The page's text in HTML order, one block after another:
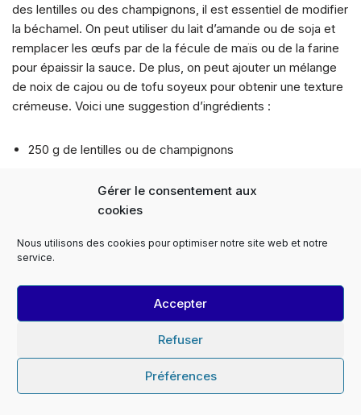
Gérer le consentement aux
cookies
Nous utilisons des cookies pour optimiser notre site web et notre
service.
Accepter
Refuser
Préférences
des lentilles ou des champignons, il est essentiel de modifier
la béchamel. On peut utiliser du lait d’amande ou de soja et
remplacer les œufs par de la fécule de maïs ou de la farine
pour épaissir la sauce. De plus, on peut ajouter un mélange
de noix de cajou ou de tofu soyeux pour obtenir une texture
crémeuse. Voici une suggestion d’ingrédients :
250 g de lentilles ou de champignons
pour créer une crème
500 ml de lait d’amande ou de soja
pour rehausser la saveur
Ces versions végétariennes et véganes permettent de
savourer un délicieux moussaka tout en respectant un
régime alimentaire spécifique. Elles conservent la richesse
des saveurs méditerranéennes, tout en apportant une